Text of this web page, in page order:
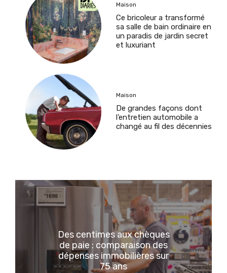
Maison
Ce bricoleur a transformé
sa salle de bain ordinaire en
un paradis de jardin secret
et luxuriant
Maison
De grandes façons dont
l’entretien automobile a
changé au fil des décennies
Des centimes aux chèques
de paie : comparaison des
dépenses immobilières sur
75 ans